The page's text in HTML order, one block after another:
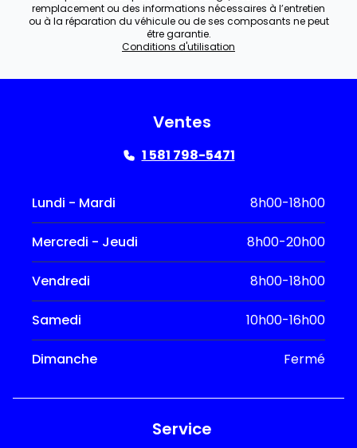
remplacement ou des informations nécessaires à l’entretien
ou à la réparation du véhicule ou de ses composants ne peut
être garantie.
Conditions d'utilisation
Ventes
1 581 798-5471
Lundi - Mardi 8h00-18h00
Mercredi - Jeudi 8h00-20h00
Vendredi 8h00-18h00
Samedi 10h00-16h00
Dimanche Fermé
Service